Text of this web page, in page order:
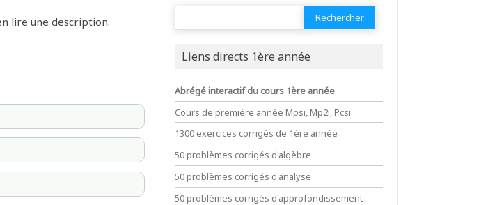
lire une description.
Rechercher :
Liens directs 1ère année
Abrégé interactif du cours 1ère année
Cours de première année Mpsi, Mp2i, Pcsi
1300 exercices corrigés de 1ère année
50 problèmes corrigés d'algèbre
50 problèmes corrigés d'analyse
50 problèmes corrigés d'approfondissement